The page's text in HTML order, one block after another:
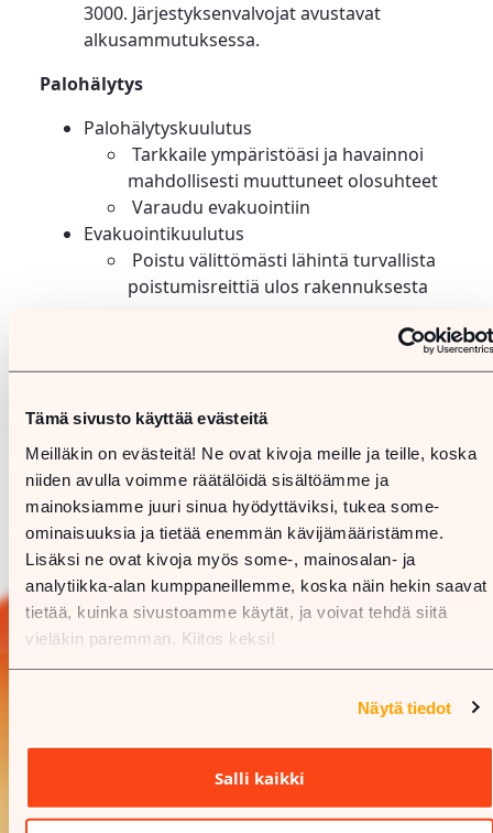
Tämä sivusto käyttää evästeitä
Meilläkin on evästeitä! Ne ovat kivoja meille ja teille, koska
niiden avulla voimme räätälöidä sisältöämme ja
mainoksiamme juuri sinua hyödyttäviksi, tukea some-
ominaisuuksia ja tietää enemmän kävijämääristämme.
Lisäksi ne ovat kivoja myös some-, mainosalan- ja
analytiikka-alan kumppaneillemme, koska näin hekin saavat
tietää, kuinka sivustoamme käytät, ja voivat tehdä siitä
vieläkin paremman. Kiitos keksi!
Näytä tiedot
Salli kaikki
3000. Järjestyksenvalvojat avustavat
alkusammutuksessa.
Palohälytys
Palohälytyskuulutus
Tarkkaile ympäristöäsi ja havainnoi
mahdollisesti muuttuneet olosuhteet
Varaudu evakuointiin
Evakuointikuulutus
Poistu välittömästi lähintä turvallista
poistumisreittiä ulos rakennuksesta
asiakasrekisteriä.Lue tietosuojaselosteemme
Kameravalvonnan tietosuojaselosteestalöydät
tarkemmat tiedot kameravalvonnasta.